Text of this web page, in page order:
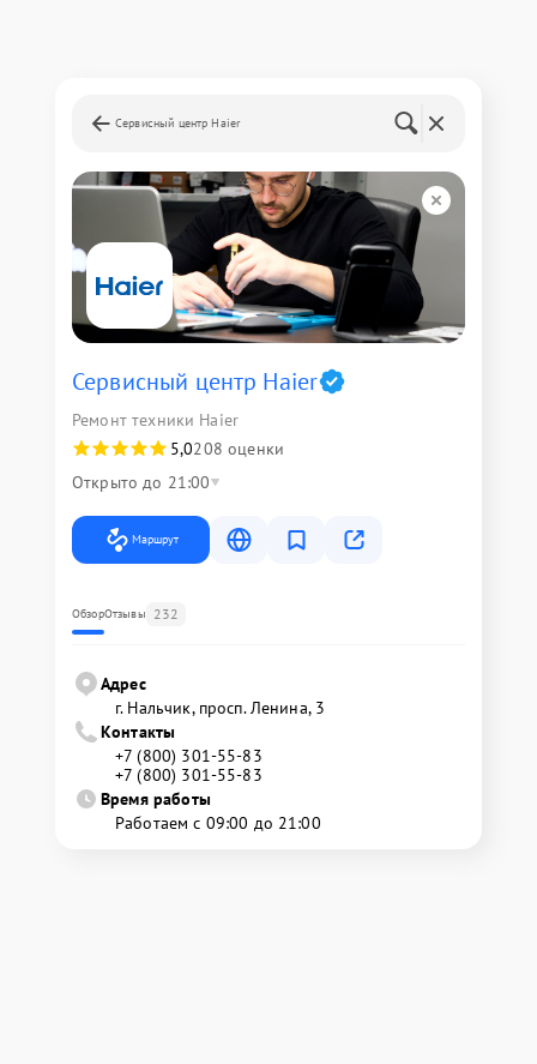
Сервисный центр Haier
Сервисный центр Haier
Ремонт техники Haier
5,0208 оценки
Открыто до 21:00
Маршрут
ОбзорОтзывы 232
Адрес
г. Нальчик, просп. Ленина, 3
Контакты
+7 (800) 301-55-83
+7 (800) 301-55-83
Время работы
Работаем с 09:00 до 21:00